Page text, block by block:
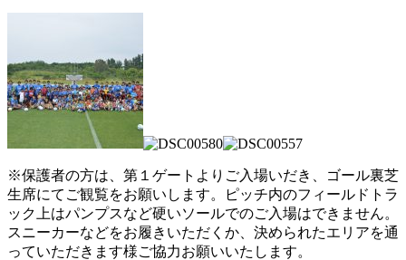
※保護者の方は、第１ゲートよりご入場いだき、ゴール裏芝
生席にてご観覧をお願いします。ピッチ内のフィールドトラ
ック上はパンプスなど硬いソールでのご入場はできません。
スニーカーなどをお履きいただくか、決められたエリアを通
っていただきます様ご協力お願いいたします。